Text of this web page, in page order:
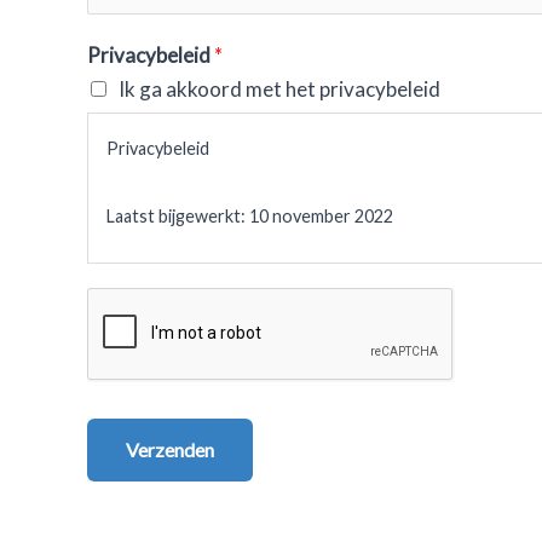
Privacybeleid*
Ik ga akkoord met het privacybeleid
Privacybeleid
Laatst bijgewerkt: 10 november 2022
Dit privacybeleid beschrijft ons beleid en onze
openbaar maken van uw informatie wanneer u
privacyrechten en hoe de wet u beschermt.
Wij gebruiken uw persoonsgegevens om de Dienst te
de Dienst gaat u akkoord met het verzamelen en
privacybeleid.
Verzenden